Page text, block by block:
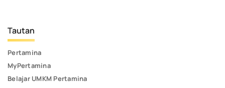
Tautan
Pertamina
MyPertamina
Belajar UMKM Pertamina